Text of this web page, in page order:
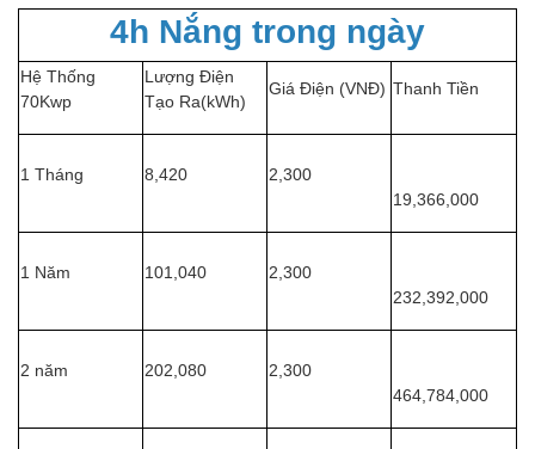
4h Nắng trong ngày
Hệ Thống
70Kwp
Lượng Điện
Tạo Ra(kWh)
Giá Điện (VNĐ) Thanh Tiền
1 Tháng 8,420
2,300
19,366,000
1 Năm 101,040
2,300
232,392,000
2 năm 202,080
2,300
464,784,000